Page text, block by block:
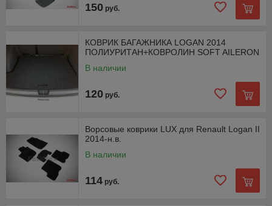
150 руб.
КОВРИК БАГАЖНИКА LOGAN 2014
ПОЛИУРИТАН+КОВРОЛИН SOFT AILERON
В наличии
120 руб.
Ворсовые коврики LUX для Renault Logan II
2014-н.в.
В наличии
114 руб.